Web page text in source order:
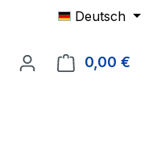
Deutsch
hast 0 Produkte auf
0,00 €